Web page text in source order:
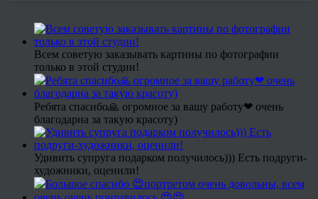
Всем советую заказывать картины по фотографии
только в этой студии!
Ребята спасибо🙏 огромное за вашу работу❤ очень
благодарна за такую красоту)
Удивить супруга подарком получилось))) Есть подруги-
художники, оценили!